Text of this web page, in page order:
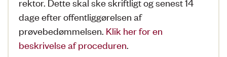
dage efter offentliggørelsen af
prøvebedømmelsen. Klik her for en
beskrivelse af proceduren